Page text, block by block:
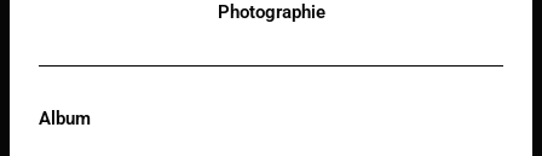
Photographie
Album